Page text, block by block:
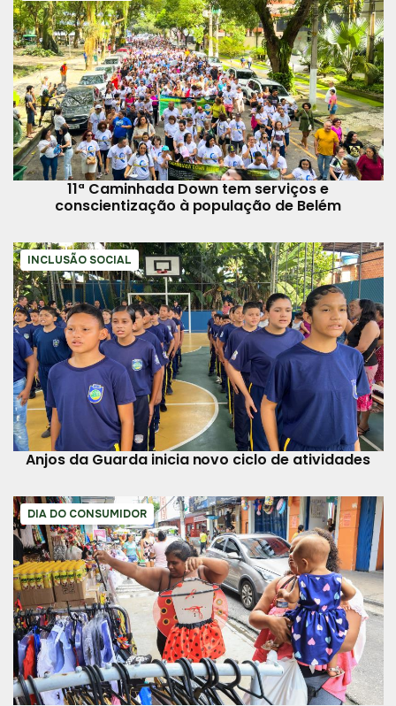
11ª Caminhada Down tem serviços e
conscientização à população de Belém
INCLUSÃO SOCIAL
Anjos da Guarda inicia novo ciclo de atividades
DIA DO CONSUMIDOR